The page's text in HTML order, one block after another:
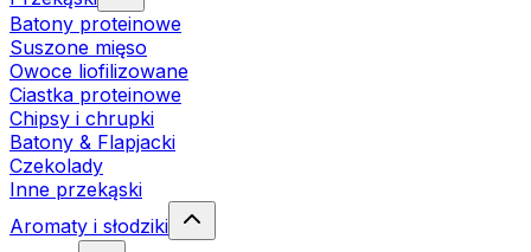
Batony proteinowe
Suszone mięso
Owoce liofilizowane
Ciastka proteinowe
Chipsy i chrupki
Batony & Flapjacki
Czekolady
Inne przekąski
Aromaty i słodziki